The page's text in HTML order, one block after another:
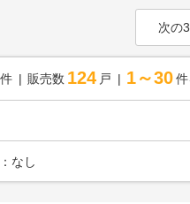
次の
件 販売数 124 戸 1～30
なし